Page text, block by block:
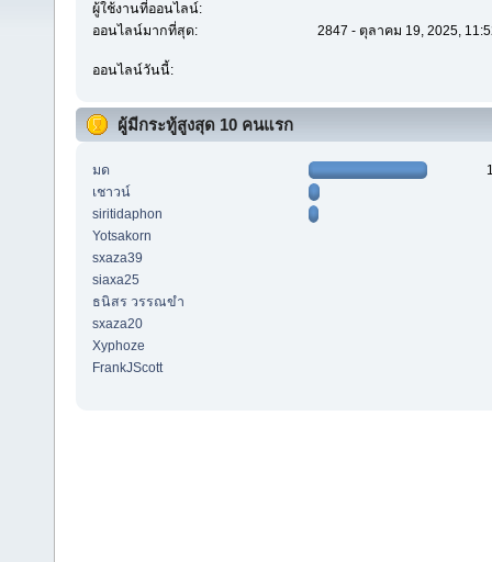
ผู้ใช้งานที่ออนไลน์:
ออนไลน์มากที่สุด:
2847 - ตุลาคม 19, 2025,
ออนไลน์วันนี้:
ผู้มีกระทู้สูงสุด 10 คนแรก
มด
เชาวน์
siritidaphon
Yotsakorn
sxaza39
siaxa25
ธนิสร วรรณขำ
sxaza20
Xyphoze
FrankJScott